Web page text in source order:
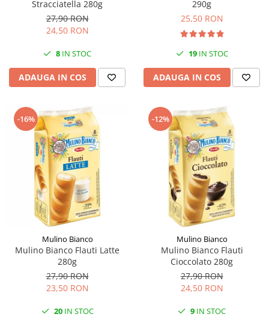
Stracciatella 280g
27,90 RON
24,50 RON
8 IN STOC
ADAUGA IN COS
290g
25,50 RON
19IN STOC
ADAUGA IN COS
-16%
Mulino Bianco
Mulino Bianco Flauti Latte
280g
27,90 RON
23,50 RON
20IN STOC
-12%
Mulino Bianco
Mulino Bianco Flauti
Cioccolato 280g
27,90 RON
24,50 RON
9 IN STOC